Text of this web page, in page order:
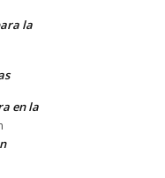
la
en la